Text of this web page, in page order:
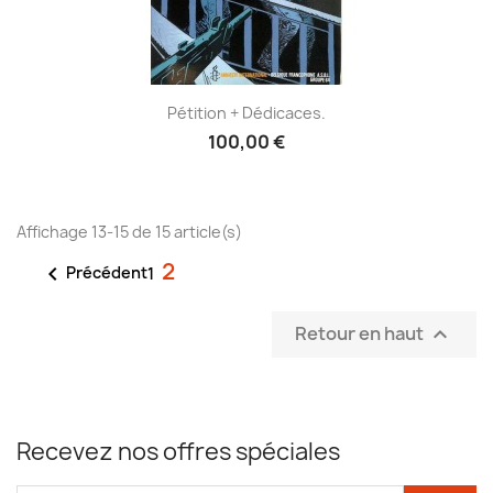
Pétition + Dédicaces.
100,00 €
Affichage 13-15 de 15 article(s)
 Précédent1 2
Retour en haut 
Recevez nos offres spéciales